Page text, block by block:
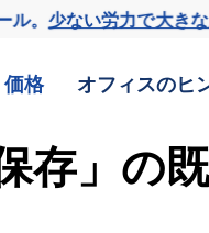
ル。少ない労力で大き
価格 オフィスのヒ
存」の